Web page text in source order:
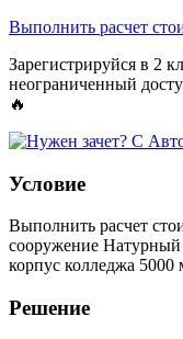
Выполнить расчет
Зарегистрируйся в 2
неограниченный
🔥
Условие
Выполнить расчет
сооружение Натурный
корпус колледжа
Решение